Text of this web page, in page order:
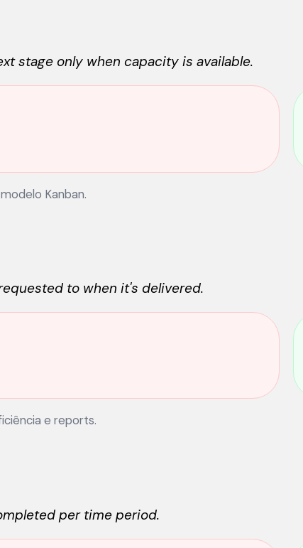
stage only when capacity is available.
Kanban.
to when it's delivered.
e reports.
per time period.